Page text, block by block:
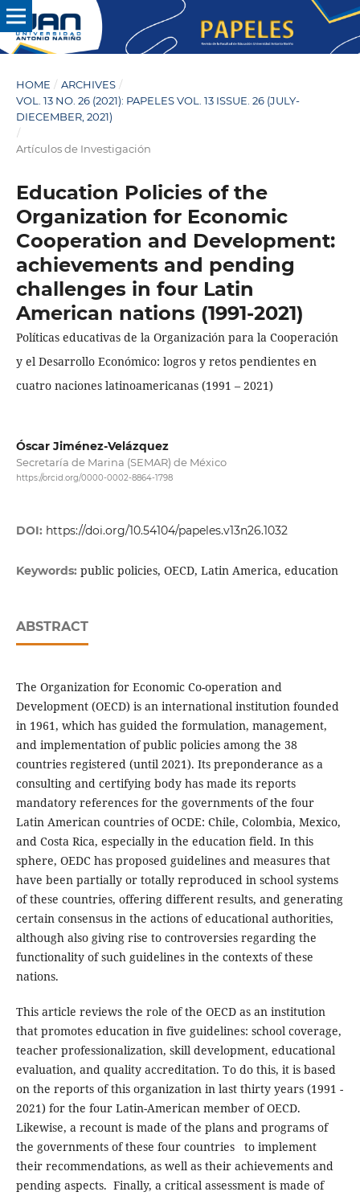
HOME / ARCHIVES /
VOL. 13 NO. 26 (2021): PAPELES VOL. 13 ISSUE. 26 (JULY-
DIECEMBER, 2021)
/
Artículos de Investigación
Education Policies of the
Organization for Economic
Cooperation and Development:
achievements and pending
challenges in four Latin
American nations (1991-2021)
Políticas educativas de la Organización para la Cooperación
y el Desarrollo Económico: logros y retos pendientes en
cuatro naciones latinoamericanas (1991 – 2021)
Óscar Jiménez-Velázquez
Secretaría de Marina (SEMAR) de México
https://orcid.org/0000-0002-8864-1798
DOI: https://doi.org/10.54104/papeles.v13n26.1032
Keywords: public policies, OECD, Latin America, education
ABSTRACT
The Organization for Economic Co-operation and
Development (OECD) is an international institution founded
in 1961, which has guided the formulation, management,
and implementation of public policies among the 38
countries registered (until 2021). Its preponderance as a
consulting and certifying body has made its reports
mandatory references for the governments of the four
Latin American countries of OCDE: Chile, Colombia, Mexico,
and Costa Rica, especially in the education field. In this
sphere, OEDC has proposed guidelines and measures that
have been partially or totally reproduced in school systems
of these countries, offering different results, and generating
certain consensus in the actions of educational authorities,
although also giving rise to controversies regarding the
functionality of such guidelines in the contexts of these
nations.
This article reviews the role of the OECD as an institution
that promotes education in five guidelines: school coverage,
teacher professionalization, skill development, educational
evaluation, and quality accreditation. To do this, it is based
on the reports of this organization in last thirty years (1991 -
2021) for the four Latin-American member of OECD.
Likewise, a recount is made of the plans and programs of
the governments of these four countries to implement
their recommendations, as well as their achievements and
pending aspects. Finally, a critical assessment is made of